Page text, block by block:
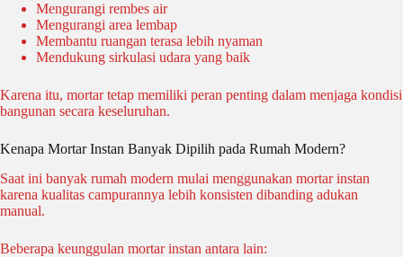
Mengurangi rembes air
Mengurangi area lembap
Membantu ruangan terasa lebih nyaman
Mendukung sirkulasi udara yang baik
Karena itu, mortar tetap memiliki peran penting dalam menjaga kondisi
bangunan secara keseluruhan.
Kenapa Mortar Instan Banyak Dipilih pada Rumah Modern?
Saat ini banyak rumah modern mulai menggunakan mortar instan
karena kualitas campurannya lebih konsisten dibanding adukan
manual.
Beberapa keunggulan mortar instan antara lain: